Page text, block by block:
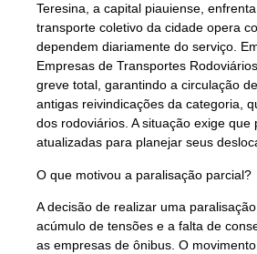
Teresina, a capital piauiense,
transporte coletivo da cidade opera
dependem diariamente do serviço.
Empresas de Transportes
greve total, garantindo a circulação
antigas reivindicações da categoria,
dos rodoviários. A situação exige
atualizadas para planejar seus
O que motivou a paralisação parcial?
A decisão de realizar uma
acúmulo de tensões e a falta de
as empresas de ônibus. O